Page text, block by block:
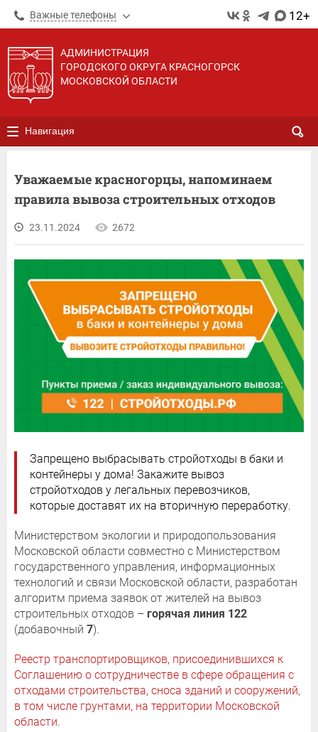
Важные телефоны 12+
АДМИНИСТРАЦИЯ
ГОРОДСКОГО ОКРУГА КРАСНОГОРСК
МОСКОВСКОЙ ОБЛАСТИ
Навигация
Уважаемые красногорцы, напоминаем
правила вывоза строительных отходов
23.11.2024 2672
Запрещено выбрасывать стройотходы в баки и
контейнеры у дома! Закажите вывоз
стройотходов у легальных перевозчиков,
которые доставят их на вторичную переработку.
Министерством экологии и природопользования
Московской области совместно с Министерством
государственного управления, информационных
технологий и связи Московской области, разработан
алгоритм приема заявок от жителей на вывоз
строительных отходов – горячая линия 122
(добавочный 7).
Реестр транспортировщиков, присоединившихся к
Соглашению о сотрудничестве в сфере обращения с
отходами строительства, сноса зданий и сооружений,
в том числе грунтами, на территории Московской
области.